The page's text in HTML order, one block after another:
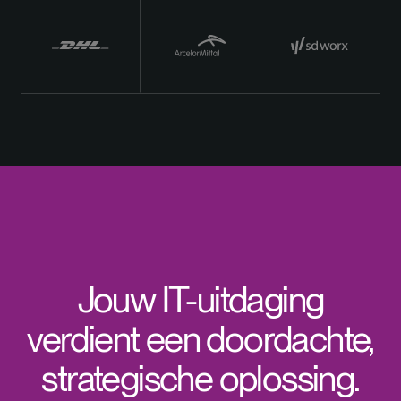
Jouw IT-uitdaging
verdient een doordachte,
strategische oplossing.